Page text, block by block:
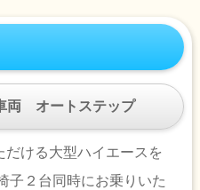
両 オートステップ
ける大型ハイエースを
子２台同時にお乗りいた